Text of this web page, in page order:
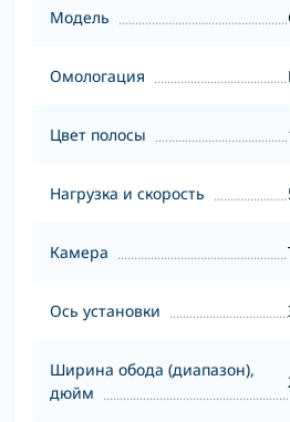
Модель
Омологация
Цвет полосы
Нагрузка и скорость
Камера
Ось установки
Ширина обода (диапазон),
дюйм